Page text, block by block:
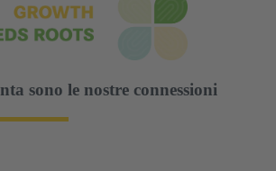
sono le nostre connessioni